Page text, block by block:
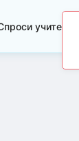
учителя